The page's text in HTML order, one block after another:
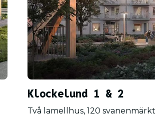
Klockelund 1 & 2
Två lamellhus, 120